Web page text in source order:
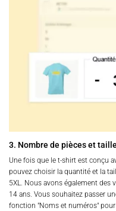
3. Nombre de pièces et
Une fois que le t-shirt est conçu
pouvez choisir la quantité et la
5XL. Nous avons également des
14 ans. Vous souhaitez passer
fonction "Noms et numéros"